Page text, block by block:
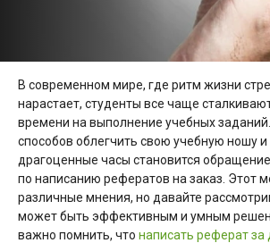
В современном мире, где ритм жизни
нарастает, студенты все чаще
времени на выполнение учебных
способов облегчить свою учебную ношу и
драгоценные часы становится
по написанию рефератов на заказ. Этот
различные мнения, но давайте
может быть эффективным и умным
важно помнить, что написать реферат за